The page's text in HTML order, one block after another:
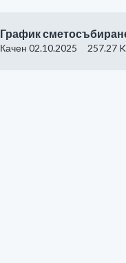
График
Качен 02.10.2025 257.27